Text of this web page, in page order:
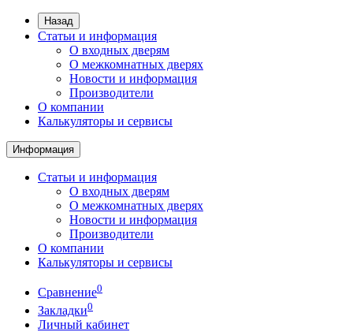
Назад
Статьи и информация
О входных дверям
О межкомнатных дверях
Новости и информация
Производители
О компании
Калькуляторы и сервисы
Информация
Статьи и информация
О входных дверям
О межкомнатных дверях
Новости и информация
Производители
О компании
Калькуляторы и сервисы
Сравнение0
Закладки0
Личный кабинет